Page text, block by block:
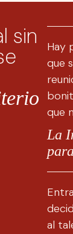
sin
Hay
que
que
La
al